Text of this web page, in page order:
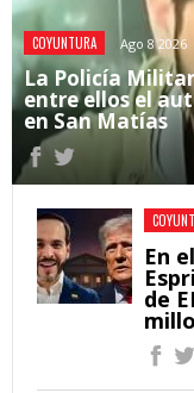
COYUNTURA Ago 8 2026
La Policía
entre ellos el
en San Matías
En
de